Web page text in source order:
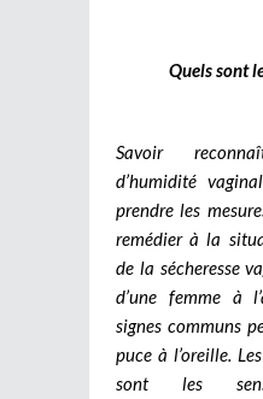
Quels sont
Savoir
d’humidité
prendre les
remédier à la
de la sécheresse
d’une femme à
signes communs
puce à l’oreille.
sont les